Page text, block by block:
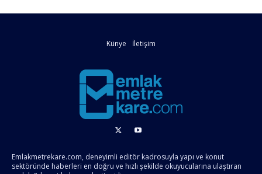
Künye İletişim
Emlakmetrekare.com, deneyimli editör kadrosuyla yapı ve konut
sektöründe haberleri en doğru ve hızlı şekilde okuyucularına ulaştıran